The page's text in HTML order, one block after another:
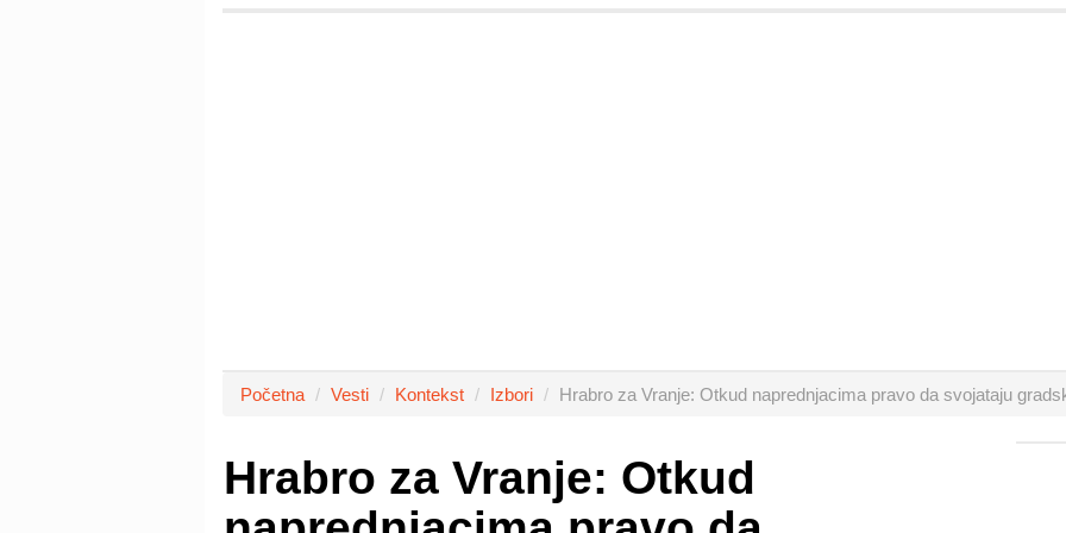
Početna Vesti Kontekst Izbori Hrabro za Vranje: Otkud naprednjacima pravo da svojataju
Hrabro za Vranje: Otkud